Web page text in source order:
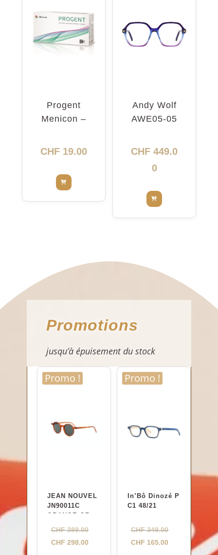
Progent
Menicon –
intensif
CHF19.00
Andy Wolf
AWE05-05
CHF 449.0
0
Promotions
jusqu’à épuisement du stock
Promo !
JEAN NOUVEL
JN90011C
ORANGE.ORAN
CHF389.00Le
prix
CHF 298.00Le
Promo !
In’Bô Dinozé P
C1 48/21
CHF349.00Le
CHF 165.00